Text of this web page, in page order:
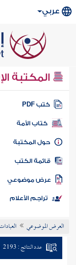
عربي
المكتبة
كتب PDF
كتاب الأمة
المكتبة
الكتب
موضوعي
تراجم الأعلام
العرض الموضوعي
عدد النتائج : 2193